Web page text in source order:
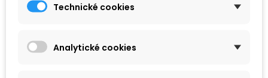
Technické cookies
Analytické cookies